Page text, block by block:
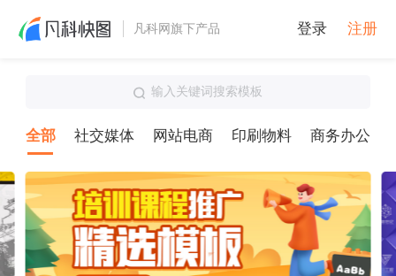
凡科网旗下产品 登录 注册
输入关键词搜索模板
全部 社交媒体 网站电商 印刷物料 商务办公